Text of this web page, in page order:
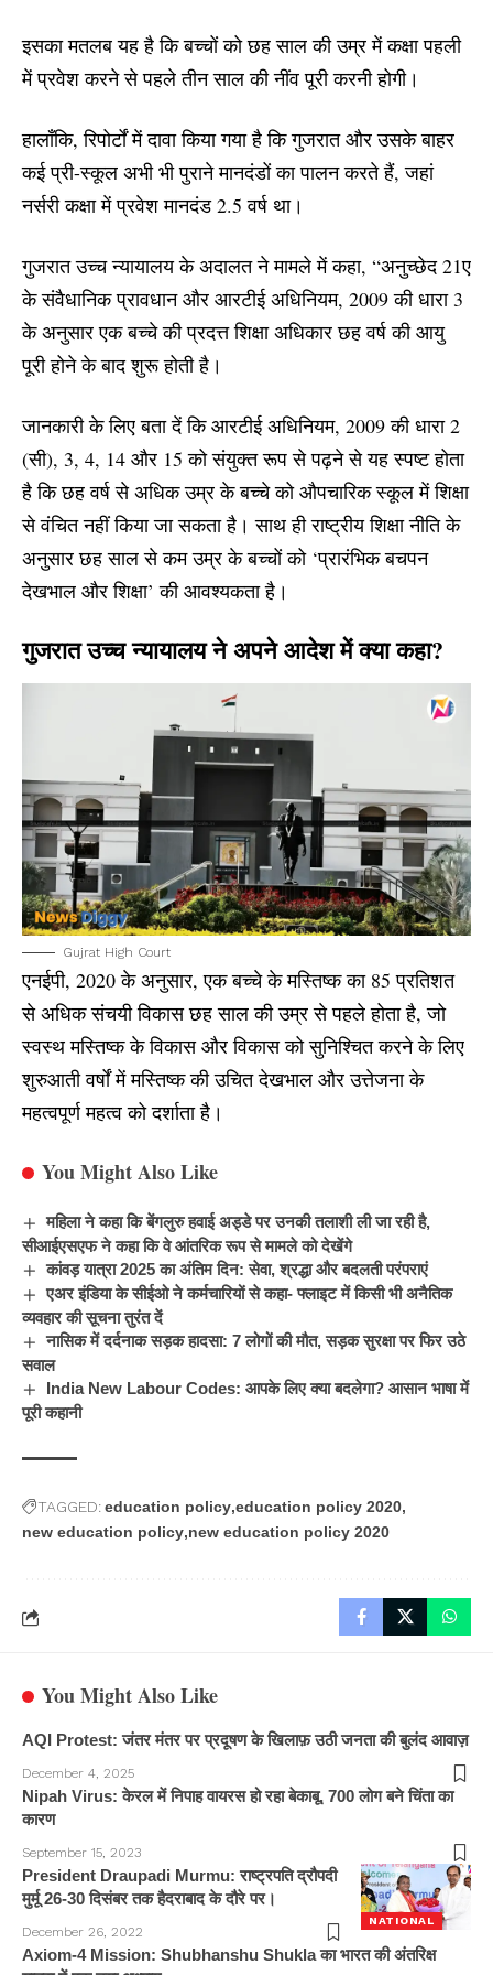
इसका मतलब यह है कि बच्चों को छह साल की उम्र में कक्षा पहली
में प्रवेश करने से पहले तीन साल की नींव पूरी करनी होगी।
हालाँकि, रिपोर्टों में दावा किया गया है कि गुजरात और उसके बाहर
कई प्री-स्कूल अभी भी पुराने मानदंडों का पालन करते हैं, जहां
नर्सरी कक्षा में प्रवेश मानदंड 2.5 वर्ष था।
गुजरात उच्च न्यायालयके अदालत ने मामले में कहा, “अनुच्छेद 21ए
के संवैधानिक प्रावधान और आरटीई अधिनियम, 2009 की धारा 3
के अनुसार एक बच्चे की प्रदत्त शिक्षा अधिकार छह वर्ष की आयु
पूरी होने के बाद शुरू होती है।
जानकारी के लिए बता दें कि आरटीई अधिनियम, 2009 की धारा 2
(सी), 3, 4, 14 और 15 को संयुक्त रूप से पढ़ने से यह स्पष्ट होता
है कि छह वर्ष से अधिक उम्र के बच्चे को औपचारिक स्कूल में शिक्षा
से वंचित नहीं किया जा सकता है। साथ हीराष्ट्रीय शिक्षा नीतिके
अनुसार छह साल से कम उम्र के बच्चों को ‘प्रारंभिक बचपन
देखभाल और शिक्षा’ की आवश्यकता है।
गुजरात उच्च न्यायालय ने अपने आदेश में क्या कहा?
Gujrat High Court
एनईपी, 2020 के अनुसार, एक बच्चे के मस्तिष्क का 85 प्रतिशत
से अधिक संचयी विकास छह साल की उम्र से पहले होता है, जो
स्वस्थ मस्तिष्क के विकास और विकास को सुनिश्चित करने के लिए
शुरुआती वर्षों में मस्तिष्क की उचित देखभाल और उत्तेजना के
महत्वपूर्ण महत्व को दर्शाता है।
You Might Also Like
महिला ने कहा कि बेंगलुरु हवाई अड्डे पर उनकी तलाशी ली जा रही है,
सीआईएसएफ ने कहा कि वे आंतरिक रूप से मामले को देखेंगे
कांवड़ यात्रा 2025 का अंतिम दिन: सेवा, श्रद्धा और बदलती परंपराएं
एअर इंडिया के सीईओ ने कर्मचारियों से कहा- फ्लाइट में किसी भी अनैतिक
व्यवहार की सूचना तुरंत दें
नासिक में दर्दनाक सड़क हादसा: 7 लोगों की मौत, सड़क सुरक्षा पर फिर उठे
सवाल
India New Labour Codes: आपके लिए क्या बदलेगा? आसान भाषा में
पूरी कहानी
TAGGED:education policy education policy 2020
new education policy new education policy 2020
You Might Also Like
AQI Protest: जंतर मंतर पर प्रदूषण के खिलाफ़ उठी जनता की बुलंद आवाज़
December 4, 2025
Nipah Virus: केरल में निपाह वायरस हो रहा बेकाबू, 700 लोग बने चिंता का
कारण
September 15, 2023
NATIONAL
President Draupadi Murmu: राष्ट्रपति द्रौपदी
मुर्मू 26-30 दिसंबर तक हैदराबाद के दौरे पर।
December 26, 2022
Axiom-4 Mission: Shubhanshu Shukla का भारत की अंतरिक्ष